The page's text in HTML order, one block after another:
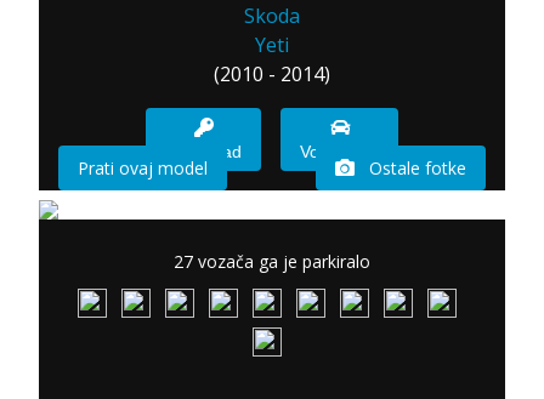
Skoda
Yeti
(2010 - 2014)
Imam sad Vozio sam
Prati ovaj model Ostale fotke
27 vozača ga je parkiralo